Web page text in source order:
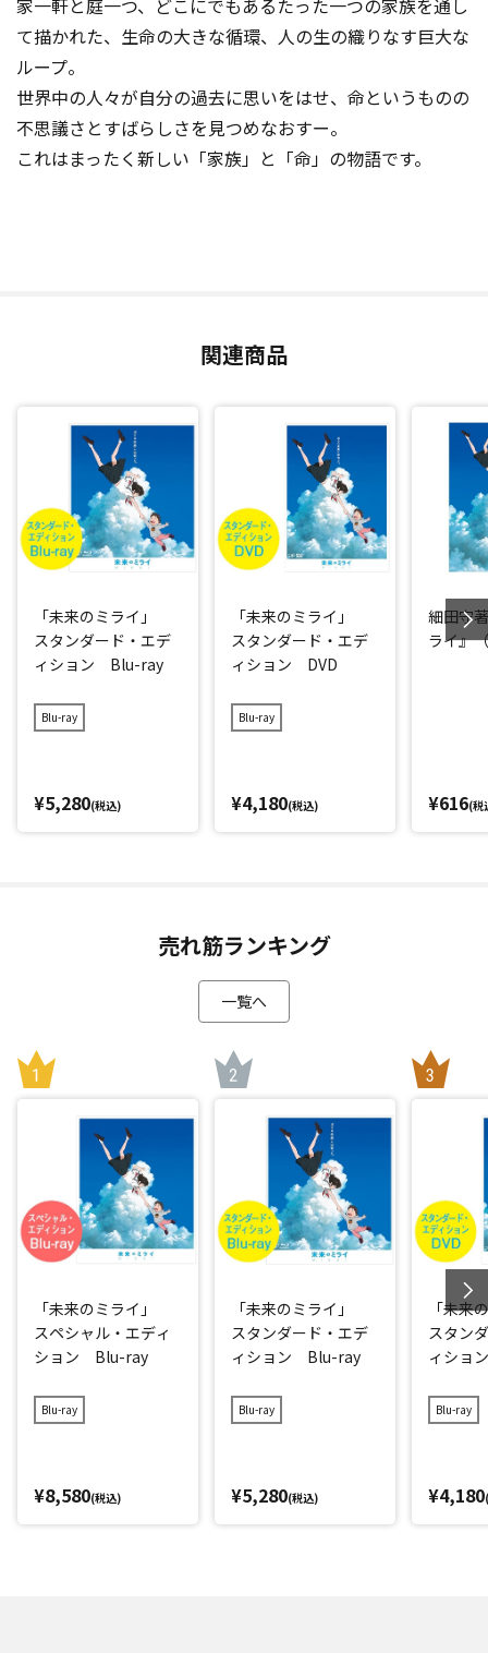
家一軒と庭一つ、どこにでもあるたった一つの家族を通し
て描かれた、生命の大きな循環、人の生の織りなす巨大な
ループ。
世界中の人々が自分の過去に思いをはせ、命というものの
不思議さとすばらしさを見つめなおすー。
これはまったく新しい「家族」と「命」の物語です。
関連商品
「未来のミライ」
スタンダード・エデ
ィション Blu-ray
Blu-ray
¥5,280(税込)
「未来のミライ」
スタンダード・エデ
ィション DVD
Blu-ray
¥4,180(税込)
細田守
ライ』
¥616(税
売れ筋ランキング
一覧へ
「未来のミライ」
スペシャル・エディ
ション Blu-ray
Blu-ray
¥8,580(税込)
「未来のミライ」
スタンダード・エデ
ィション Blu-ray
Blu-ray
¥5,280(税込)
「未
スタン
ィショ
Blu-ray
¥4,180